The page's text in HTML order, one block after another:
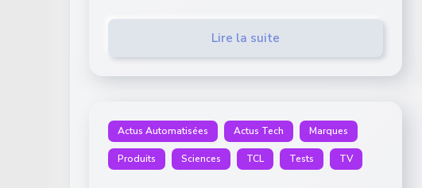
Lire la suite
Actus Automatisées Actus Tech Marques
Produits Sciences TCL Tests TV